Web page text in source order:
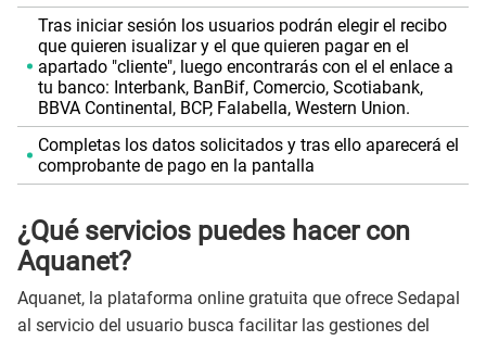
Tras iniciar sesión los usuarios podrán elegir el recibo
que quieren isualizar y el que quieren pagar en el
apartado "cliente", luego encontrarás con el el enlace a
tu banco: Interbank, BanBif, Comercio, Scotiabank,
BBVA Continental, BCP, Falabella, Western Union.
Completas los datos solicitados y tras ello aparecerá el
comprobante de pago en la pantalla
¿Qué servicios puedes hacer con
Aquanet?
Aquanet, la plataforma online gratuita que ofrece Sedapal
al servicio del usuario busca facilitar las gestiones del